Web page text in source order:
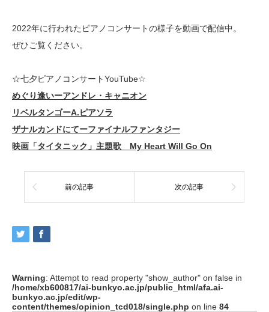
2022年に行われたピアノコンサートの様子を動画で配信中。
ぜひご覧ください。
☆七夕ピアノコンサートYouTube☆
めぐり逢いーアンドレ・キャニオン
リベルタンゴーA.ピアソラ
ザナルカンドにてーファイナルファンタジー
映画「タイタニック」主題歌 My Heart Will Go On
前の記事 次の記事
Warning: Attempt to read property "show_author" on false in
/home/xb600817/ai-bunkyo.ac.jp/public_html/afa.ai-
bunkyo.ac.jp/edit/wp-
content/themes/opinion_tcd018/single.php on line 84